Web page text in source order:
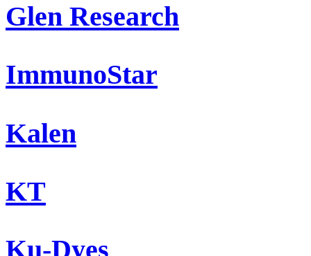
Glen Research
ImmunoStar
Kalen
KT
Ku-Dyes